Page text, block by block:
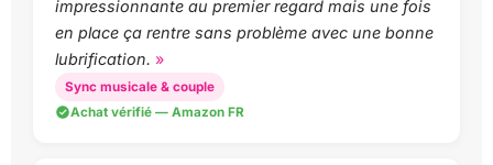
impressionnante au premier regard mais une fois
en place ça rentre sans problème avec une bonne
lubrification.
Sync musicale & couple
Achat vérifié — Amazon FR